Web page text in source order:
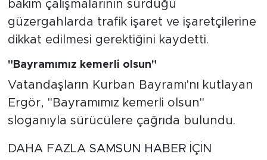
bakım çalışmalarının sürdüğü
güzergahlarda trafik işaret ve işaretçilerine
dikkat edilmesi gerektiğini kaydetti.
"Bayramımız kemerli olsun"
Vatandaşların Kurban Bayramı'nı kutlayan
Ergör, "Bayramımız kemerli olsun"
sloganıyla sürücülere çağrıda bulundu.
DAHA FAZLA SAMSUN HABER İÇİN